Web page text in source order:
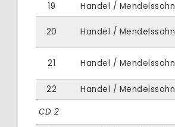
19
Handel / Mendelssohn
20 Handel / Mendelssohn
21 Handel / Mendelssohn
22
Handel / Mendelssohn
CD 2